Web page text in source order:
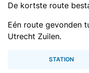
De kortste route
Eén route gevonden
Utrecht Zuilen.
STATION